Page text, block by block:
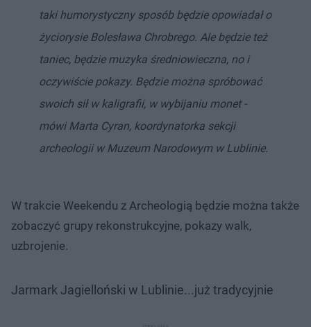
taki humorystyczny sposób będzie opowiadał o
życiorysie Bolesława Chrobrego. Ale będzie też
taniec, będzie muzyka średniowieczna, no i
oczywiście pokazy. Będzie można spróbować
swoich sił w kaligrafii, w wybijaniu monet -
mówi Marta Cyran, koordynatorka sekcji
archeologii w Muzeum Narodowym w Lublinie.
W trakcie Weekendu z Archeologią będzie można także
zobaczyć grupy rekonstrukcyjne, pokazy walk,
uzbrojenie.
Jarmark Jagielloński w Lublinie...już tradycyjnie